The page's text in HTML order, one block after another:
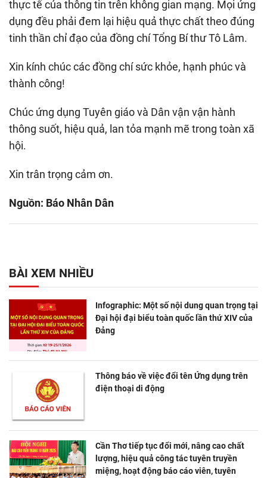
thực tế của thông tin trên không gian mạng. Mọi ứng
dụng đều phải đem lại hiệu quả thực chất theo đúng
tinh thần chỉ đạo của đồng chí Tổng Bí thư Tô Lâm.
Xin kính chúc các đồng chí sức khỏe, hạnh phúc và
thành công!
Chúc ứng dụng Tuyên giáo và Dân vận vận hành
thông suốt, hiệu quả, lan tỏa mạnh mẽ trong toàn xã
hội.
Xin trân trọng cảm ơn.
Nguồn: Báo Nhân Dân
BÀI XEM NHIỀU
Infographic: Một số nội dung quan trọng tại
Đại hội đại biểu toàn quốc lần thứ XIV của
Đảng
Thông báo về việc đổi tên Ứng dụng trên
điện thoại di động
Cần Thơ tiếp tục đổi mới, nâng cao chất
lượng, hiệu quả công tác tuyên truyền
miệng, hoạt động báo cáo viên, tuyên